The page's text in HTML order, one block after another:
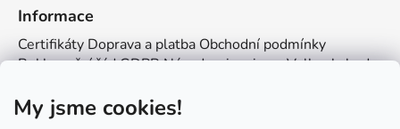
My jsme cookies!
Informace
Certifikáty Doprava a platba Obchodní podmínky
Reklamační řádGDPRNávody a inspiraceVelkoobchod
Kontakt